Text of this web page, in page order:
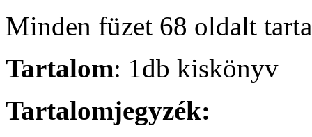
Minden füzet 68 oldalt
Tartalom: 1db kiskönyv
Tartalomjegyzék: